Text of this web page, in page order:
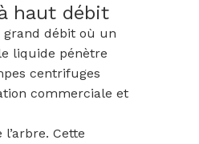
haut débit
grand débit où un
liquide pénètre
centrifuges
commerciale et
Cette